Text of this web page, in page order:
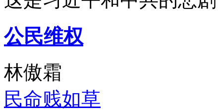
公民维权
林傲霜
民命贱如草